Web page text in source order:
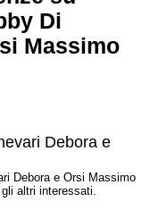
Di
Massimo
Debora e
Debora e Orsi Massimo
altri interessati.